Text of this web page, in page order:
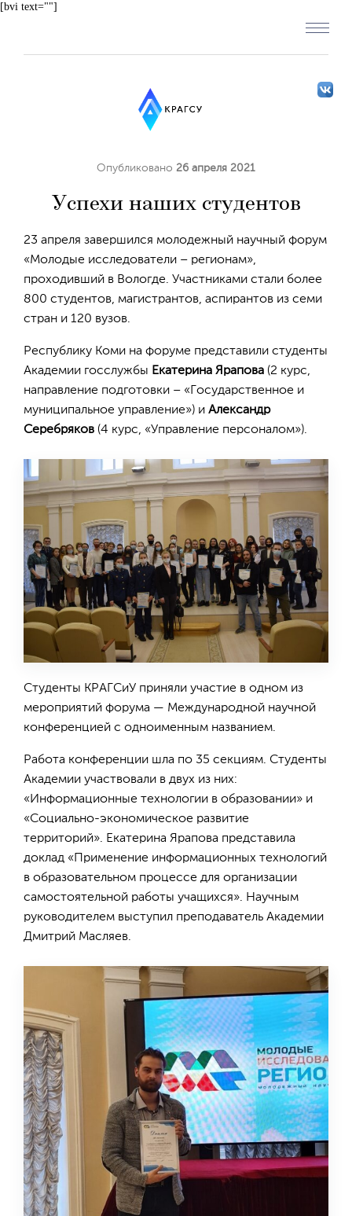
[bvi text=""]
Опубликовано 26 апреля 2021
Успехи наших студентов
23 апреля завершился молодежный научный форум
«Молодые исследователи – регионам»,
проходивший в Вологде. Участниками стали более
800 студентов, магистрантов, аспирантов из семи
стран и 120 вузов.
Республику Коми на форуме представили студенты
Академии госслужбы Екатерина Ярапова (2 курс,
направление подготовки – «Государственное и
муниципальное управление») и Александр
Серебряков (4 курс, «Управление персоналом»).
Студенты КРАГСиУ приняли участие в одном из
мероприятий форума — Международной научной
конференцией с одноименным названием.
Работа конференции шла по 35 секциям. Студенты
Академии участвовали в двух из них:
«Информационные технологии в образовании» и
«Социально-экономическое развитие
территорий». Екатерина Ярапова представила
доклад «Применение информационных технологий
в образовательном процессе для организации
самостоятельной работы учащихся». Научным
руководителем выступил преподаватель Академии
Дмитрий Масляев.